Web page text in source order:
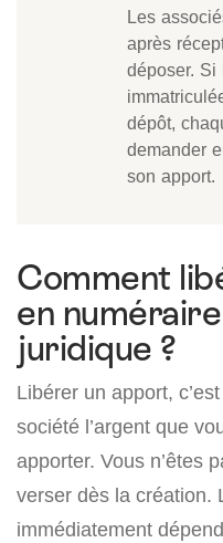
Les
après
déposer. Si
dépôt,
demander
son apport.
Comment
en
juridique ?
Libérer un apport,
société l’argent que
apporter. Vous n’êtes
verser dès la création.
immédiatement